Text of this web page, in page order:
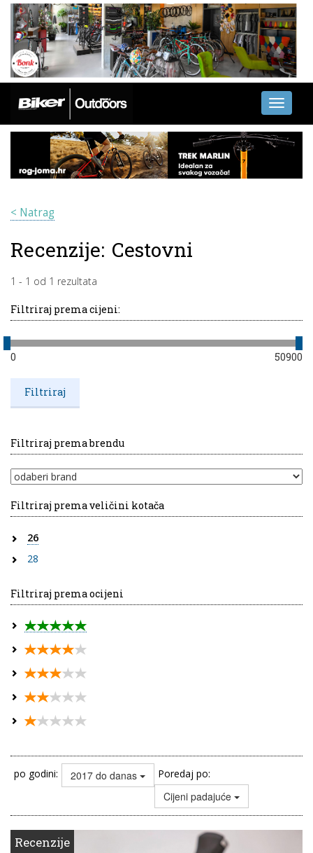
Toggle
< Natrag
Recenzije: Cestovni
1 - 1 od 1 rezultata
Filtriraj prema cijeni:
0 50900
Filtriraj prema brendu
Filtriraj prema veličini kotača
26
28
Filtriraj prema ocijeni
po godini: 2017 do danas Poredaj po:
Cijeni padajuće
Recenzije